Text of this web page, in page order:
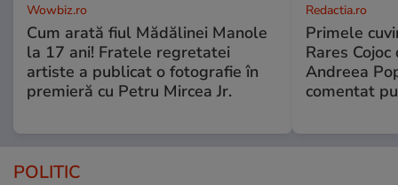
Wowbiz.ro
Cum arată fiul Mădălinei Manole
la 17 ani! Fratele regretatei
artiste a publicat o fotografie în
premieră cu Petru Mircea Jr.
Redactia.ro
Primele
Rares
Andreea
comentat
POLITIC